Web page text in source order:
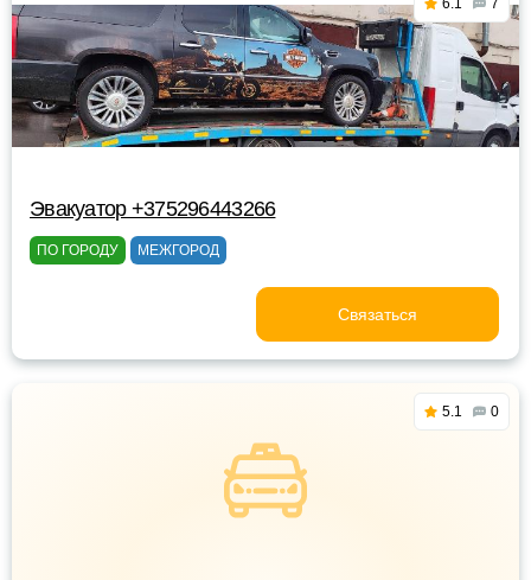
6.1 7
Эвакуатор +375296443266
ПО ГОРОДУ МЕЖГОРОД
Связаться
5.1 0